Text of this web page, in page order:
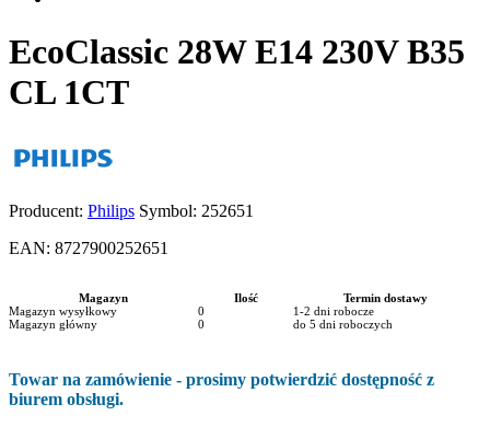
EcoClassic 28W E14 230V B35
CL 1CT
Producent: Philips Symbol: 252651
EAN: 8727900252651
Magazyn Ilość
Termin dostawy
Magazyn wysyłkowy
0
1-2 dni robocze
Magazyn główny
0 do 5 dni roboczych
Towar na zamówienie - prosimy potwierdzić dostępność z
biurem obsługi.